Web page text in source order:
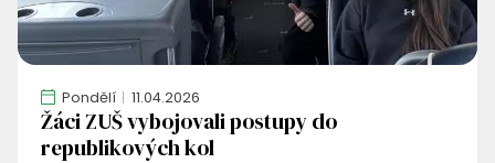
Pondělí 11.04.2026
Žáci ZUŠ vybojovali postupy do
republikových kol